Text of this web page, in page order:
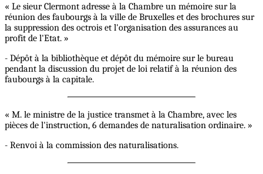
« Le sieur Clermont adresse à la Chambre un mémoire sur la
réunion des faubourgs à la ville de Bruxelles et des brochures sur
la suppression des octrois et l'organisation des assurances au
profit de l'Etat. »
- Dépôt à la bibliothèque et dépôt du mémoire sur le bureau
pendant la discussion du projet de loi relatif à la réunion des
faubourgs à la capitale.
« M. le ministre de la justice transmet à la Chambre, avec les
pièces de l'instruction, 6 demandes de naturalisation ordinaire. »
- Renvoi à la commission des naturalisations.